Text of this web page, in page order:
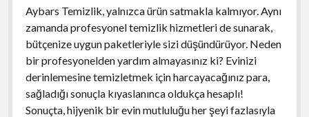
Aybars Temizlik, yalnızca ürün satmakla kalmıyor. Aynı
zamanda profesyonel temizlik hizmetleri de sunarak,
bütçenize uygun paketleriyle sizi düşündürüyor. Neden
bir profesyonelden yardım almayasınız ki? Evinizi
derinlemesine temizletmek için harcayacağınız para,
sağladığı sonuçla kıyaslanınca oldukça hesaplı!
Sonuçta, hijyenik bir evin mutluluğu her şeyi fazlasıyla